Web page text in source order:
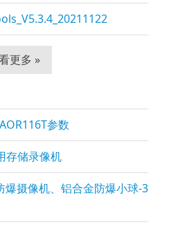
更多 »
参数
存储录像机
爆摄像机、铝合金防爆小球-3